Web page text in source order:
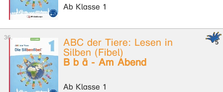
Ab Klasse 1
ABC der Tiere: Lesen in
Silben (Fibel)
B b ä - Am Abend
Ab Klasse 1